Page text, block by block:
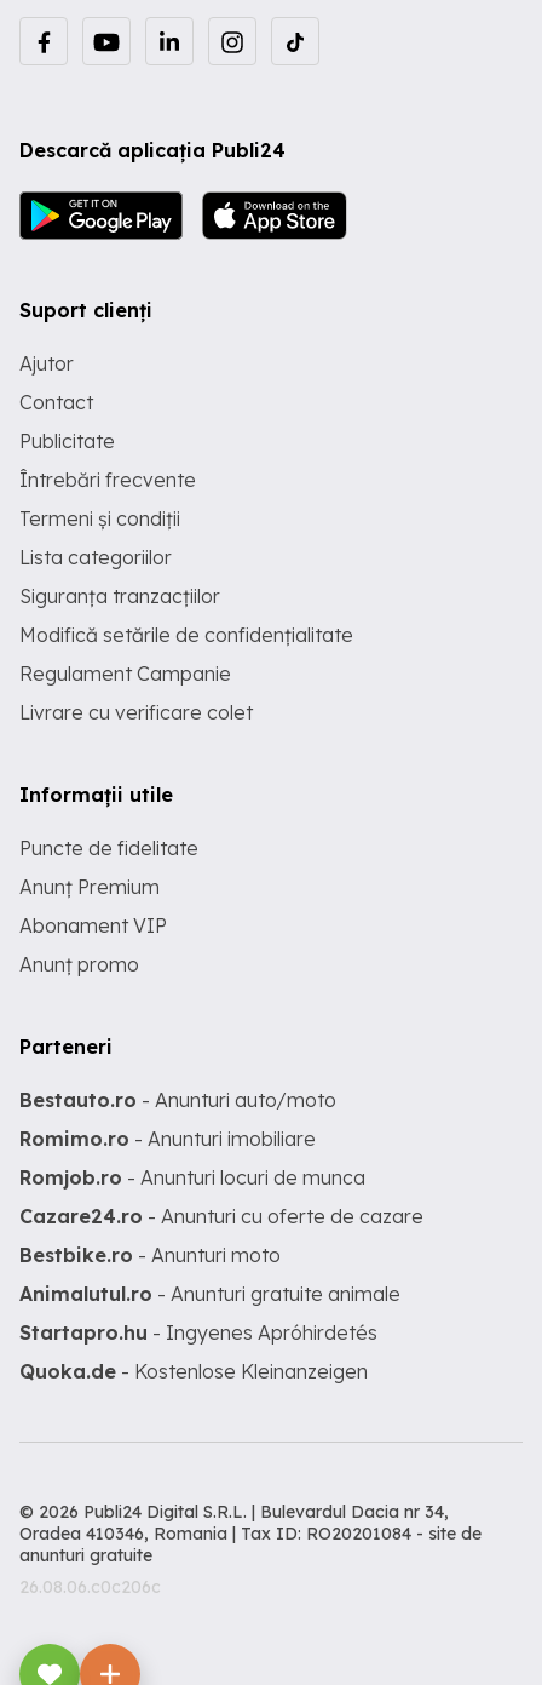
Descarcă aplicația Publi24
Suport clienți
Ajutor
Contact
Publicitate
Întrebări frecvente
Termeni și condiții
Lista categoriilor
Siguranța tranzacțiilor
Modifică setările de confidențialitate
Regulament Campanie
Livrare cu verificare colet
Informații utile
Puncte de fidelitate
Anunț Premium
Abonament VIP
Anunț promo
Parteneri
Bestauto.ro - Anunturi auto/moto
Romimo.ro - Anunturi imobiliare
Romjob.ro - Anunturi locuri de munca
Cazare24.ro - Anunturi cu oferte de cazare
Bestbike.ro - Anunturi moto
Animalutul.ro - Anunturi gratuite animale
Startapro.hu - Ingyenes Apróhirdetés
Quoka.de - Kostenlose Kleinanzeigen
© 2026 Publi24 Digital S.R.L. | Bulevardul Dacia nr 34,
Oradea 410346, Romania | Tax ID: RO20201084 - site de
anunturi gratuite
26.08.06.c0c206c